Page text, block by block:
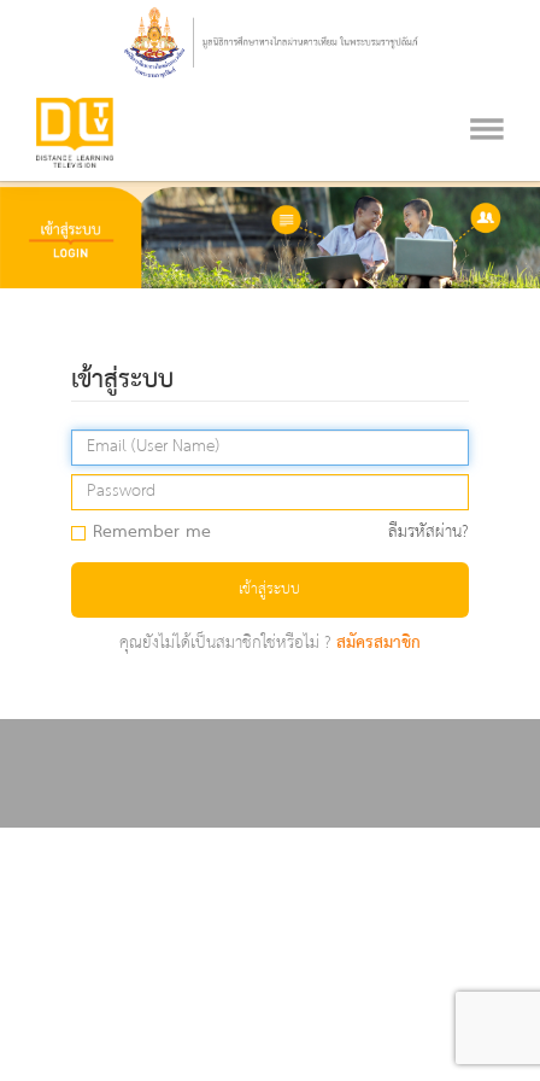
เข้าสู่ระบบ
Remember me ลืมรหัสผ่าน?
เข้าสู่ระบบ
คุณยังไม่ได้เป็นสมาชิกใช่หรือไม่ ?สมัครสมาชิก